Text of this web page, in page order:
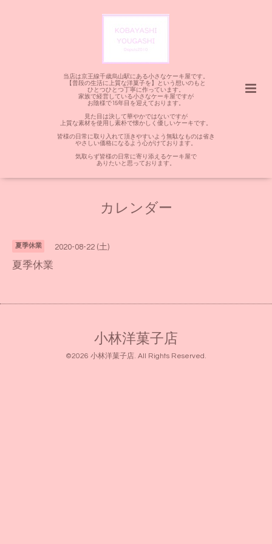
当店は京王線千歳烏山駅にある小さなケーキ屋です。
【普段の生活に上質な洋菓子を】という想いのもと
ひとつひとつ丁寧に作っています。
家族で経営している小さなケーキ屋ですが
お陰様で15年目を迎えております。
見た目は決して華やかではないですが
上質な素材を使用し素朴で懐かしく優しいケーキです。
皆様の日常に取り入れて頂きやすいよう無駄なものは省き
やさしい価格になるよう心がけております。
気取らず皆様の日常に寄り添えるケーキ屋で
ありたいと思っております。
カレンダー
夏季休業 2020-08-22 (土)
夏季休業
小林洋菓子店
©2026 小林洋菓子店. All Rights Reserved.